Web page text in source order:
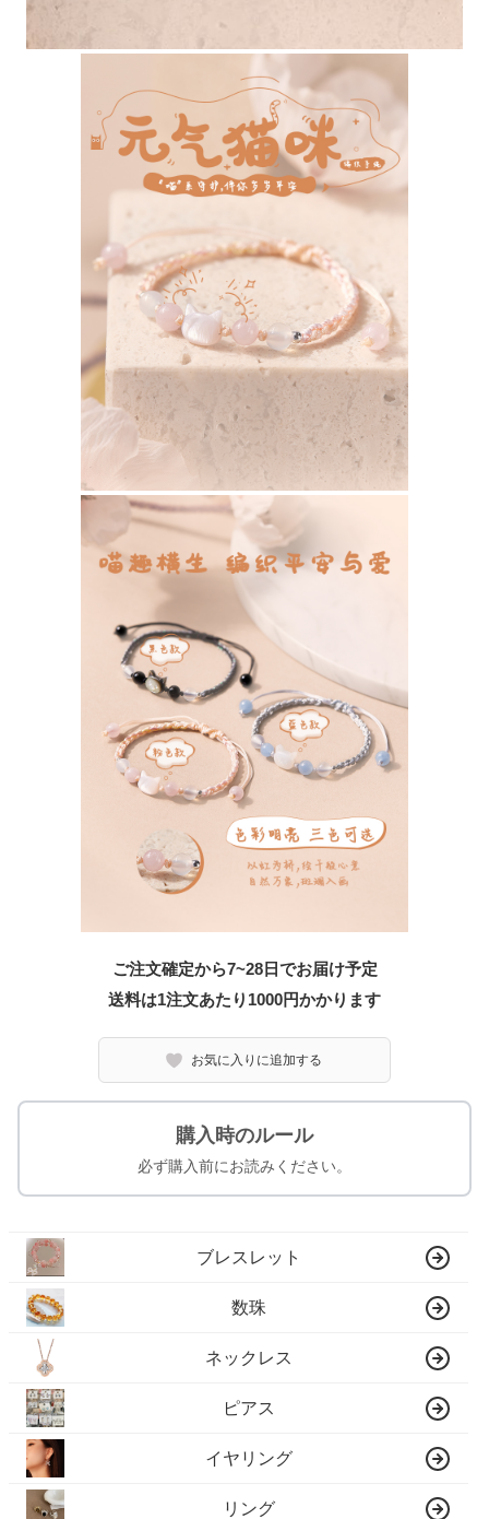
ご注文確定から7~28日でお届け予定
送料は1注文あたり 1000円かかります
お気に入りに追加する
購入時のルール
必ず購入前にお読みください。
ブレスレット
数珠
ネックレス
ピアス
イヤリング
リング